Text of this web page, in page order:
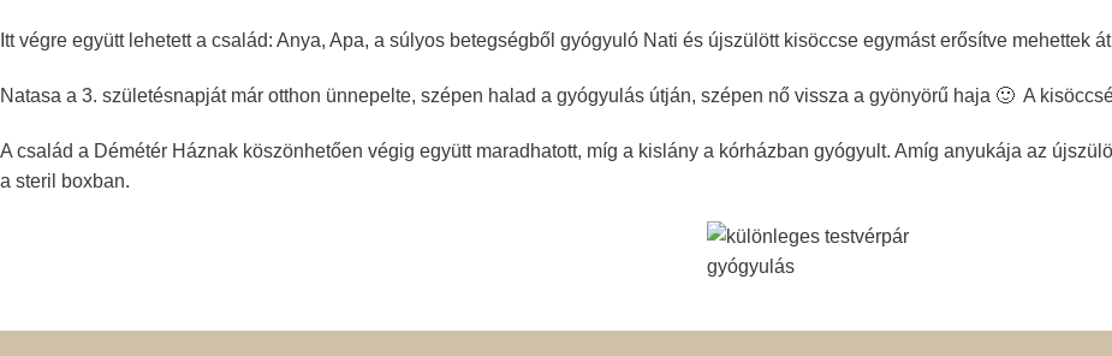
Itt végre együtt lehetett a család: Anya, Apa, a súlyos betegségből gyógyuló Nati és újszülött kisöccse egymást erősítve mehettek
Natasa a 3. születésnapját már otthon ünnepelte, szépen halad a gyógyulás útján, szépen nő vissza a gyönyörű haja 🙂 A
A család a Démétér Háznak köszönhetően végig együtt maradhatott, míg a kislány a kórházban gyógyult. Amíg anyukája az
a steril boxban.